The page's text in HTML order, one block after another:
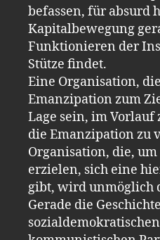
befassen, für absurd
Kapitalbewegung
Funktionieren der
Stütze findet.
Eine Organisation,
Emanzipation zum
Lage sein, im Vorlauf
die Emanzipation zu
Organisation, die,
erzielen, sich eine
gibt, wird unmöglich
Gerade die